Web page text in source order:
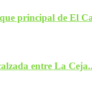
principal de El
entre La